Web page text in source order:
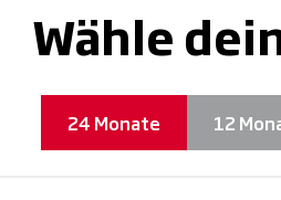
Wähle
24 Monate 12